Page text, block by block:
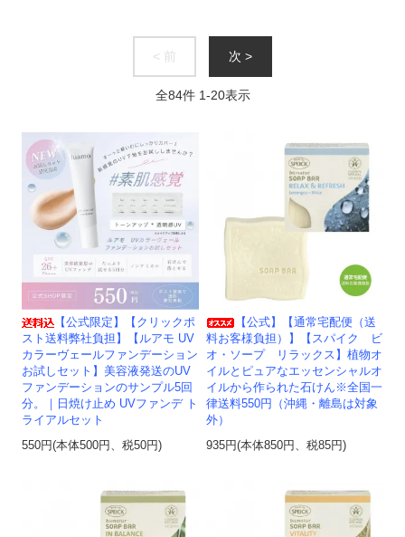
< 前 次 >
全84件 1-20表示
【公式限定】【クリックポ
スト送料弊社負担】【ルアモ UV
カラーヴェールファンデーション
お試しセット】美容液発送のUV
ファンデーションのサンプル5回
分。｜日焼け止め UVファンデ ト
ライアルセット
550円(本体500円、税50円)
【公式】【通常宅配便（送
料お客様負担）】【スパイク ビ
オ・ソープ リラックス】植物オ
イルとピュアなエッセンシャルオ
イルから作られた石けん※全国一
律送料550円（沖縄・離島は対象
外）
935円(本体850円、税85円)